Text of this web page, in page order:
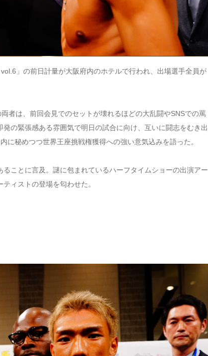
」の前日計量が大阪府内のホテルで行われ、出場選手全員が
者は、前回会見でのセットが壊れるほどの大乱闘やSNSでの罵
の緊張感ある雰囲気で明日の試合に向け、互いに闘志をむき出
に秘めつつ世界王座挑戦権獲得への強い意気込みを語った。
ことに言及。謎に包まれているハーフタイムショーの出演アー
ィストの登場を匂わせた。